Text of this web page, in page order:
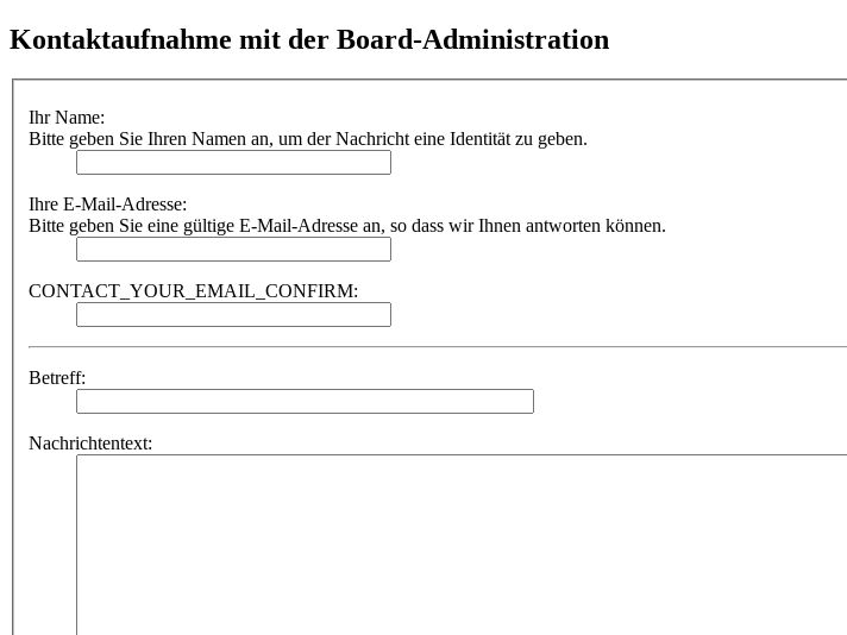
Kontaktaufnahme mit der Board-Administration
Ihr Name:
Bitte geben Sie Ihren Namen an, um der Nachricht eine Identität zu geben.
Ihre E-Mail-Adresse:
Bitte geben Sie eine gültige E-Mail-Adresse an, so dass wir Ihnen antworten können.
CONTACT_YOUR_EMAIL_CONFIRM:
Betreff:
Nachrichtentext: